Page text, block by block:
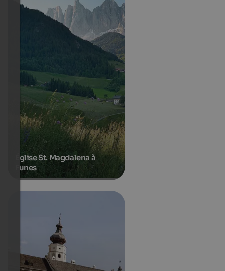
Église St. Magdalena à
Funes